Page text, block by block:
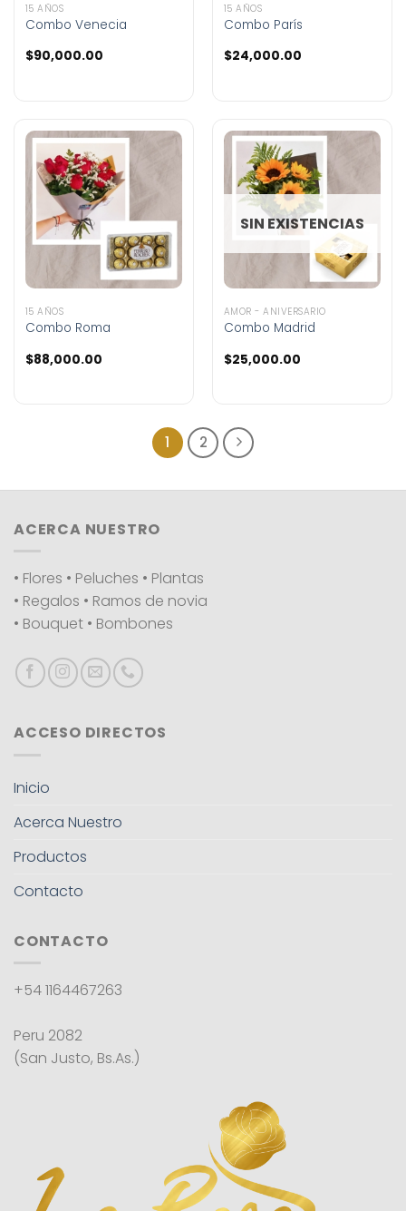
15 AÑOS
Combo Venecia
$90,000.00
15 AÑOS
Combo París
$24,000.00
15 AÑOS
Combo Roma
$88,000.00
SIN EXISTENCIAS
AMOR - ANIVERSARIO
Combo Madrid
$25,000.00
1 2
ACERCA NUESTRO
• Flores • Peluches • Plantas
• Regalos • Ramos de novia
• Bouquet • Bombones
ACCESO DIRECTOS
Inicio
Acerca Nuestro
Productos
Contacto
CONTACTO
+54 1164467263
Peru 2082
(San Justo, Bs.As.)